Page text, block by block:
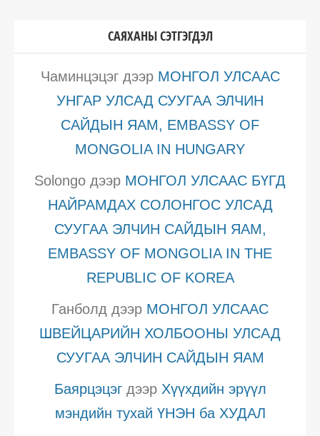
САЯХАНЫ СЭТГЭГДЭЛ
Чаминцэцэгдээр МОНГОЛ УЛСААС
УНГАР УЛСАД СУУГАА ЭЛЧИН
САЙДЫН ЯАМ, EMBASSY OF
MONGOLIA IN HUNGARY
Solongo дээр МОНГОЛ УЛСААС БҮГД
НАЙРАМДАХ СОЛОНГОС УЛСАД
СУУГАА ЭЛЧИН САЙДЫН ЯАМ,
EMBASSY OF MONGOLIA IN THE
REPUBLIC OF KOREA
Ганболд дээр МОНГОЛ УЛСААС
ШВЕЙЦАРИЙН ХОЛБООНЫ УЛСАД
СУУГАА ЭЛЧИН САЙДЫН ЯАМ
Баярцэцэгдээр Хүүхдийн эрүүл
мэндийн тухай ҮНЭН ба ХУДАЛ